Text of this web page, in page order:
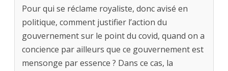
Pour qui se réclame royaliste, donc avisé en
politique, comment justifier l’action du
gouvernement sur le point du covid, quand on a
concience par ailleurs que ce gouvernement est
mensonge par essence ? Dans ce cas, la